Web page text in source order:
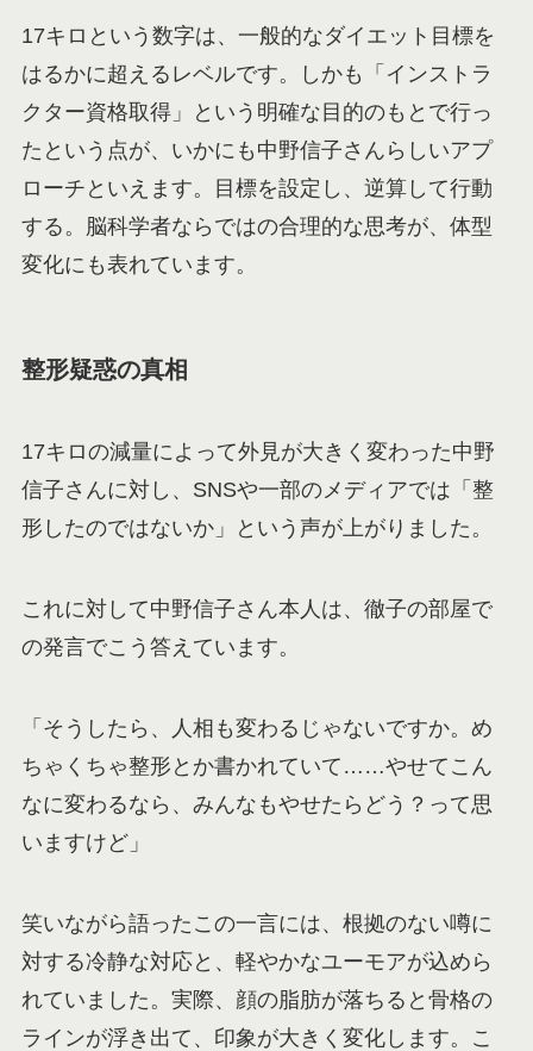
17キロという数字は、一般的なダイエット目標を
はるかに超えるレベルです。しかも「インストラ
クター資格取得」という明確な目的のもとで行っ
たという点が、いかにも中野信子さんらしいアプ
ローチといえます。目標を設定し、逆算して行動
する。脳科学者ならではの合理的な思考が、体型
変化にも表れています。
整形疑惑の真相
17キロの減量によって外見が大きく変わった中野
信子さんに対し、SNSや一部のメディアでは「整
形したのではないか」という声が上がりました。
これに対して中野信子さん本人は、徹子の部屋で
の発言でこう答えています。
「そうしたら、人相も変わるじゃないですか。め
ちゃくちゃ整形とか書かれていて……やせてこん
なに変わるなら、みんなもやせたらどう？って思
いますけど」
笑いながら語ったこの一言には、根拠のない噂に
対する冷静な対応と、軽やかなユーモアが込めら
れていました。実際、顔の脂肪が落ちると骨格の
ラインが浮き出て、印象が大きく変化します。こ